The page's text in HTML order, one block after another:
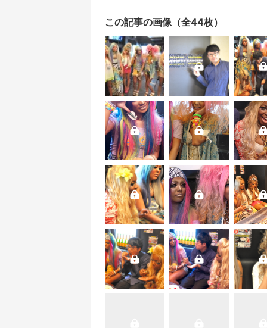
この記事の画像（全44枚）